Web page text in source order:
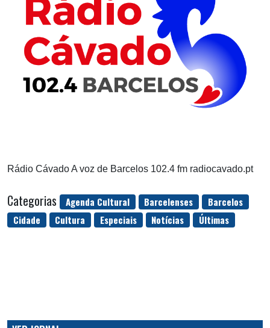
Rádio Cávado A voz de Barcelos 102.4 fm radiocavado.pt
Categorias Agenda Cultural Barcelenses
Barcelos
Cidade
Cultura Especiais Notícias Últimas